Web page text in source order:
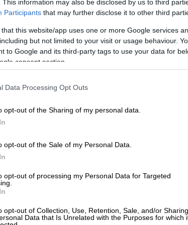
This information may also be disclosed by us to third
Participants that may further disclose it to other third
that this website/app uses one or more Google services
but not limited to your visit or usage behaviour.
to Google and its third-party tags to use your data for
consent section.
Data Processing Opt Outs
opt-out of the Sharing of my personal data.
opt-out of the Sale of my Personal Data.
opt-out of processing my Personal Data for Targeted
opt-out of Collection, Use, Retention, Sale, and/or Sharing
Data that Is Unrelated with the Purposes for which
uusi
Uusi tilinpäätös­